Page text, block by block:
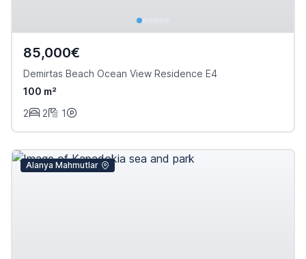
85,000€
Demirtas Beach Ocean View Residence E4
100 m²
2
2 1
Alanya Mahmutlar